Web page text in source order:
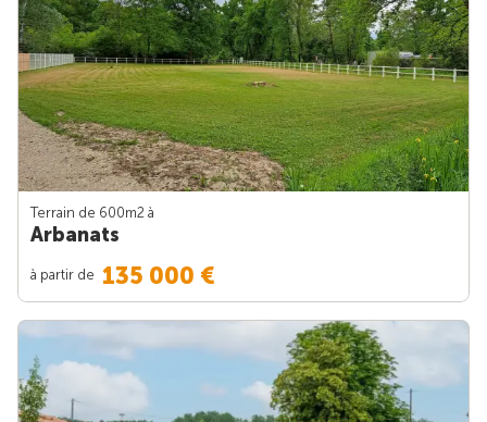
Terrain de 600m2 à
Arbanats
à partir de 135 000 €